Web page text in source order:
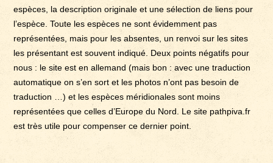
espèces, la description originale et une sélection de liens pour
l’espèce. Toute les espèces ne sont évidemment pas
représentées, mais pour les absentes, un renvoi sur les sites
les présentant est souvent indiqué. Deux points négatifs pour
nous : le site est en allemand (mais bon : avec une traduction
automatique on s’en sort et les photos n’ont pas besoin de
traduction …) et les espèces méridionales sont moins
représentées que celles d’Europe du Nord. Le site pathpiva.fr
est très utile pour compenser ce dernier point.